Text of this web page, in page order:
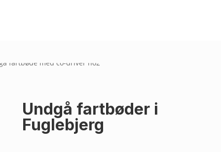
Undgå fartbøder i
Fuglebjerg